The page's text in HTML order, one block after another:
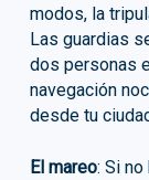
modos, la
Las guardias
dos personas
navegación
desde tu
El mareo: Si